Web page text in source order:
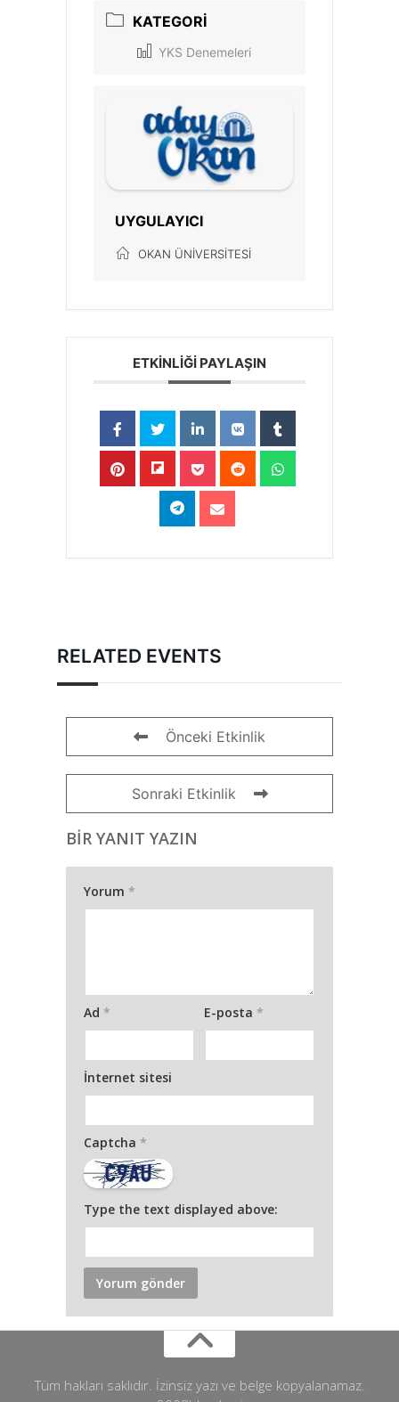
KATEGORI
YKS Denemeleri
UYGULAYICI
OKAN ÜNIVERSITESI
ETKİNLİĞİ PAYLAŞIN
RELATED EVENTS
Önceki Etkinlik
Sonraki Etkinlik
BIR YANIT YAZIN
Yorum *
Ad * E-posta *
İnternet sitesi
Captcha *
Type the text displayed above:
Tüm hakları saklıdır. İzinsiz yazı ve belge kopyalanamaz.